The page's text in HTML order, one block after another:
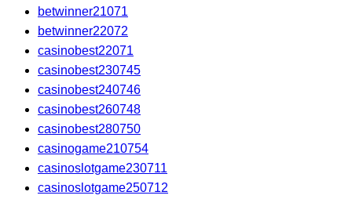
betwinner21071
betwinner22072
casinobest22071
casinobest230745
casinobest240746
casinobest260748
casinobest280750
casinogame210754
casinoslotgame230711
casinoslotgame250712